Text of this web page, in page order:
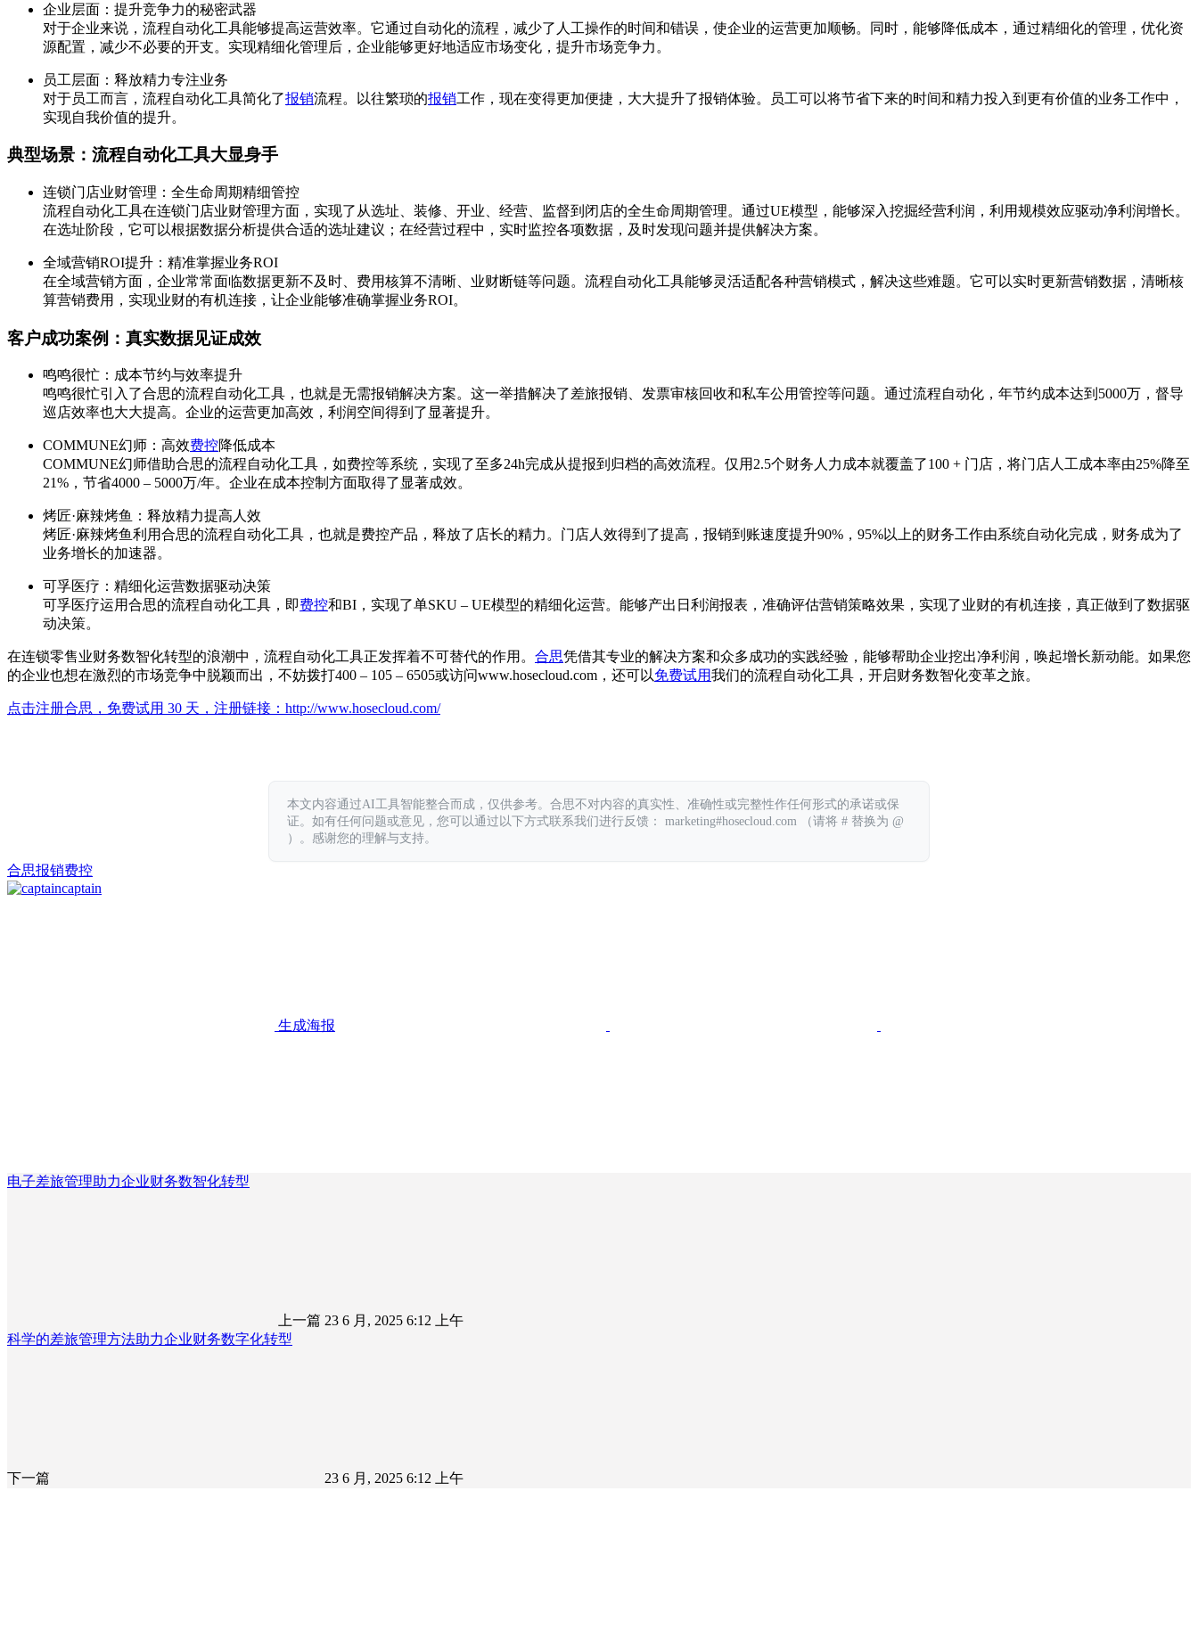
企业层面：提升竞争力的秘密武器
对于企业来说，流程自动化工具能够提高运营效率。它通过自动化的流程，减少了人工操作的时间和错误，使企业的运营更加顺畅。同时，能够降低成本，通过精细化的管理，优化资
源配置，减少不必要的开支。实现精细化管理后，企业能够更好地适应市场变化，提升市场竞争力。
员工层面：释放精力专注业务
对于员工而言，流程自动化工具简化了报销流程。以往繁琐的报销工作，现在变得更加便捷，大大提升了报销体验。员工可以将节省下来的时间和精力投入到更有价值的业务工作中，
实现自我价值的提升。
典型场景：流程自动化工具大显身手
连锁门店业财管理：全生命周期精细管控
流程自动化工具在连锁门店业财管理方面，实现了从选址、装修、开业、经营、监督到闭店的全生命周期管理。通过UE模型，能够深入挖掘经营利润，利用规模效应驱动净利润增长。
在选址阶段，它可以根据数据分析提供合适的选址建议；在经营过程中，实时监控各项数据，及时发现问题并提供解决方案。
全域营销ROI提升：精准掌握业务ROI
在全域营销方面，企业常常面临数据更新不及时、费用核算不清晰、业财断链等问题。流程自动化工具能够灵活适配各种营销模式，解决这些难题。它可以实时更新营销数据，清晰核
算营销费用，实现业财的有机连接，让企业能够准确掌握业务ROI。
客户成功案例：真实数据见证成效
鸣鸣很忙：成本节约与效率提升
鸣鸣很忙引入了合思的流程自动化工具，也就是无需报销解决方案。这一举措解决了差旅报销、发票审核回收和私车公用管控等问题。通过流程自动化，年节约成本达到5000万，督导
巡店效率也大大提高。企业的运营更加高效，利润空间得到了显著提升。
COMMUNE幻师：高效费控降低成本
COMMUNE幻师借助合思的流程自动化工具，如费控等系统，实现了至多24h完成从提报到归档的高效流程。仅用2.5个财务人力成本就覆盖了100 + 门店，将门店人工成本率由25%降至
21%，节省4000 – 5000万/年。企业在成本控制方面取得了显著成效。
烤匠·麻辣烤鱼：释放精力提高人效
烤匠·麻辣烤鱼利用合思的流程自动化工具，也就是费控产品，释放了店长的精力。门店人效得到了提高，报销到账速度提升90%，95%以上的财务工作由系统自动化完成，财务成为了
业务增长的加速器。
可孚医疗：精细化运营数据驱动决策
可孚医疗运用合思的流程自动化工具，即费控和BI，实现了单SKU – UE模型的精细化运营。能够产出日利润报表，准确评估营销策略效果，实现了业财的有机连接，真正做到了数据驱
动决策。
在连锁零售业财务数智化转型的浪潮中，流程自动化工具正发挥着不可替代的作用。 合思凭借其专业的解决方案和众多成功的实践经验，能够帮助企业挖出净利润，唤起增长新动能。如果您
的企业也想在激烈的市场竞争中脱颖而出，不妨拨打400 – 105 – 6505或访问www.hosecloud.com，还可以免费试用我们的流程自动化工具，开启财务数智化变革之旅。
点击注册合思，免费试用 30 天，注册链接： http://www.hosecloud.com/
本文内容通过AI工具智能整合而成，仅供参考。合思不对内容的真实性、准确性或完整性作任何形式的承诺或保
证。如有任何问题或意见，您可以通过以下方式联系我们进行反馈： marketing#hosecloud.com （请将 # 替换为 @
）。感谢您的理解与支持。
合思报销费控
captain
生成海报
电子差旅管理助力企业财务数智化转型
上一篇 23 6 月, 2025 6:12 上午
科学的差旅管理方法助力企业财务数字化转型
下一篇 23 6 月, 2025 6:12 上午